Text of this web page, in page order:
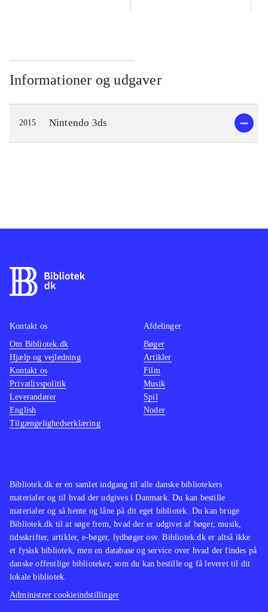
Informationer og udgaver
2015 Nintendo 3ds
Bibliotek.dk er en samlet indgang til alle danske bibliotekers
materialer og til hvad der udgives i Danmark. Du kan bestille
materialer og så hente og låne på dit eget bibliotek. Du kan bruge
Bibliotek.dk til at søge frem, hvad der er udgivet af bøger, musik,
tidsskrifter, artikler, e-bøger, lydbøger osv. Bibliotek.dk er altså ikke
et fysisk bibliotek, men en database og service over hvad der findes på
danske offentlige biblioteker, som du kan bestille og få leveret til dit
lokale bibliotek.
Administrer cookieindstillinger
Kontakt os
Om Bibliotek.dk
Hjælp og vejledning
Kontakt os
Privatlivspolitik
Leverandører
English
Tilgængelighedserklæring
Afdelinger
Bøger
Artikler
Film
Musik
Spil
Noder